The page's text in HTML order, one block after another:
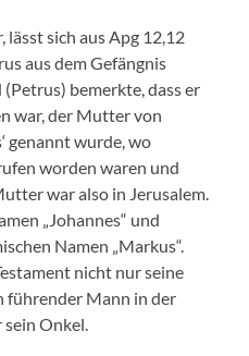
lässt sich aus Apg 12,12
aus dem Gefängnis
bemerkte, dass er
war, der Mutter von
genannt wurde, wo
worden waren und
war also in Jerusalem.
„Johannes“ und
Namen „Markus“.
nicht nur seine
führender Mann in der
Onkel.